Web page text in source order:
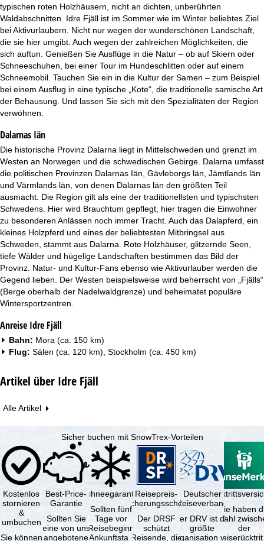
t
e
typischen roten Holzhäusern, nicht an dichten, unberührten
Waldabschnitten. Idre Fjäll ist im Sommer wie im Winter beliebtes Ziel
bei Aktivurlaubern. Nicht nur wegen der wunderschönen Landschaft,
die sie hier umgibt. Auch wegen der zahlreichen Möglichkeiten, die
sich auftun. Genießen Sie Ausflüge in die Natur – ob auf Skiern oder
Schneeschuhen, bei einer Tour im Hundeschlitten oder auf einem
Schneemobil. Tauchen Sie ein in die Kultur der Samen – zum Beispiel
bei einem Ausflug in eine typische „Kote“, die traditionelle samische Art
der Behausung. Und lassen Sie sich mit den Spezialitäten der Region
verwöhnen.
Dalarnas Iän
Die historische Provinz Dalarna liegt in Mittelschweden und grenzt im
Westen an Norwegen und die schwedischen Gebirge. Dalarna umfasst
die politischen Provinzen Dalarnas Iän, Gävleborgs län, Jämtlands län
und Värmlands län, von denen Dalarnas län den größten Teil
ausmacht. Die Region gilt als eine der traditionellsten und typischsten
Schwedens. Hier wird Brauchtum gepflegt, hier tragen die Einwohner
zu besonderen Anlässen noch immer Tracht. Auch das Dalapferd, ein
kleines Holzpferd und eines der beliebtesten Mitbringsel aus
Schweden, stammt aus Dalarna. Rote Holzhäuser, glitzernde Seen,
tiefe Wälder und hügelige Landschaften bestimmen das Bild der
Provinz. Natur- und Kultur-Fans ebenso wie Aktivurlauber werden die
Gegend lieben. Der Westen beispielsweise wird beherrscht von „Fjälls“
(Berge oberhalb der Nadelwaldgrenze) und beheimatet populäre
Wintersportzentren.
Anreise Idre Fjäll
Bahn: Mora (ca. 150 km)
Flug: Sälen (ca. 120 km), Stockholm (ca. 450 km)
Artikel über Idre Fjäll
Alle Artikel
Sicher buchen mit SnowTrex-Vorteilen
Kostenlos
stornieren
&
umbuchen
Sie können
Best-Price-
Garantie
Sollten Sie
eine von uns
angebotene
Schneegarantie
Sollten fünf
Tage vor
Reisebeginn
(Ankunftstag)
Reisepreis-
Sicherungsschein
Der DRSF
schützt
Reisende, die
Deutscher
Reiseverband
Der DRV ist die
größte
Organisation von
Sie haben
Wahl
der